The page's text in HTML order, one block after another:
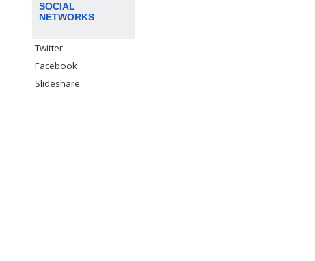
SOCIAL
NETWORKS
Twitter
Facebook
Slideshare